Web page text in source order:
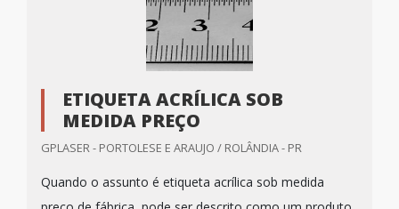
ETIQUETA ACRÍLICA SOB
MEDIDA PREÇO
GPLASER - PORTOLESE E ARAUJO / ROLÂNDIA - PR
Quando o assunto é etiqueta acrílica sob medida